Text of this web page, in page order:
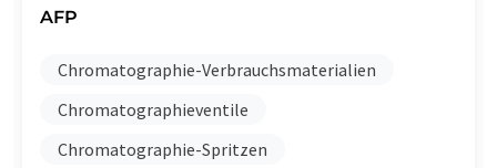
AFP
Chromatographie-Verbrauchsmaterialien
Chromatographieventile
Chromatographie-Spritzen